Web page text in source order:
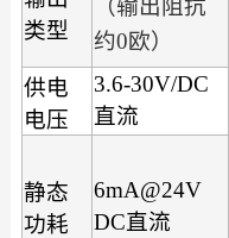
类型
（输出阻抗
约0欧）
供电
电压
3.6-30V/DC
直流
静态
功耗
6mA@24V
DC直流